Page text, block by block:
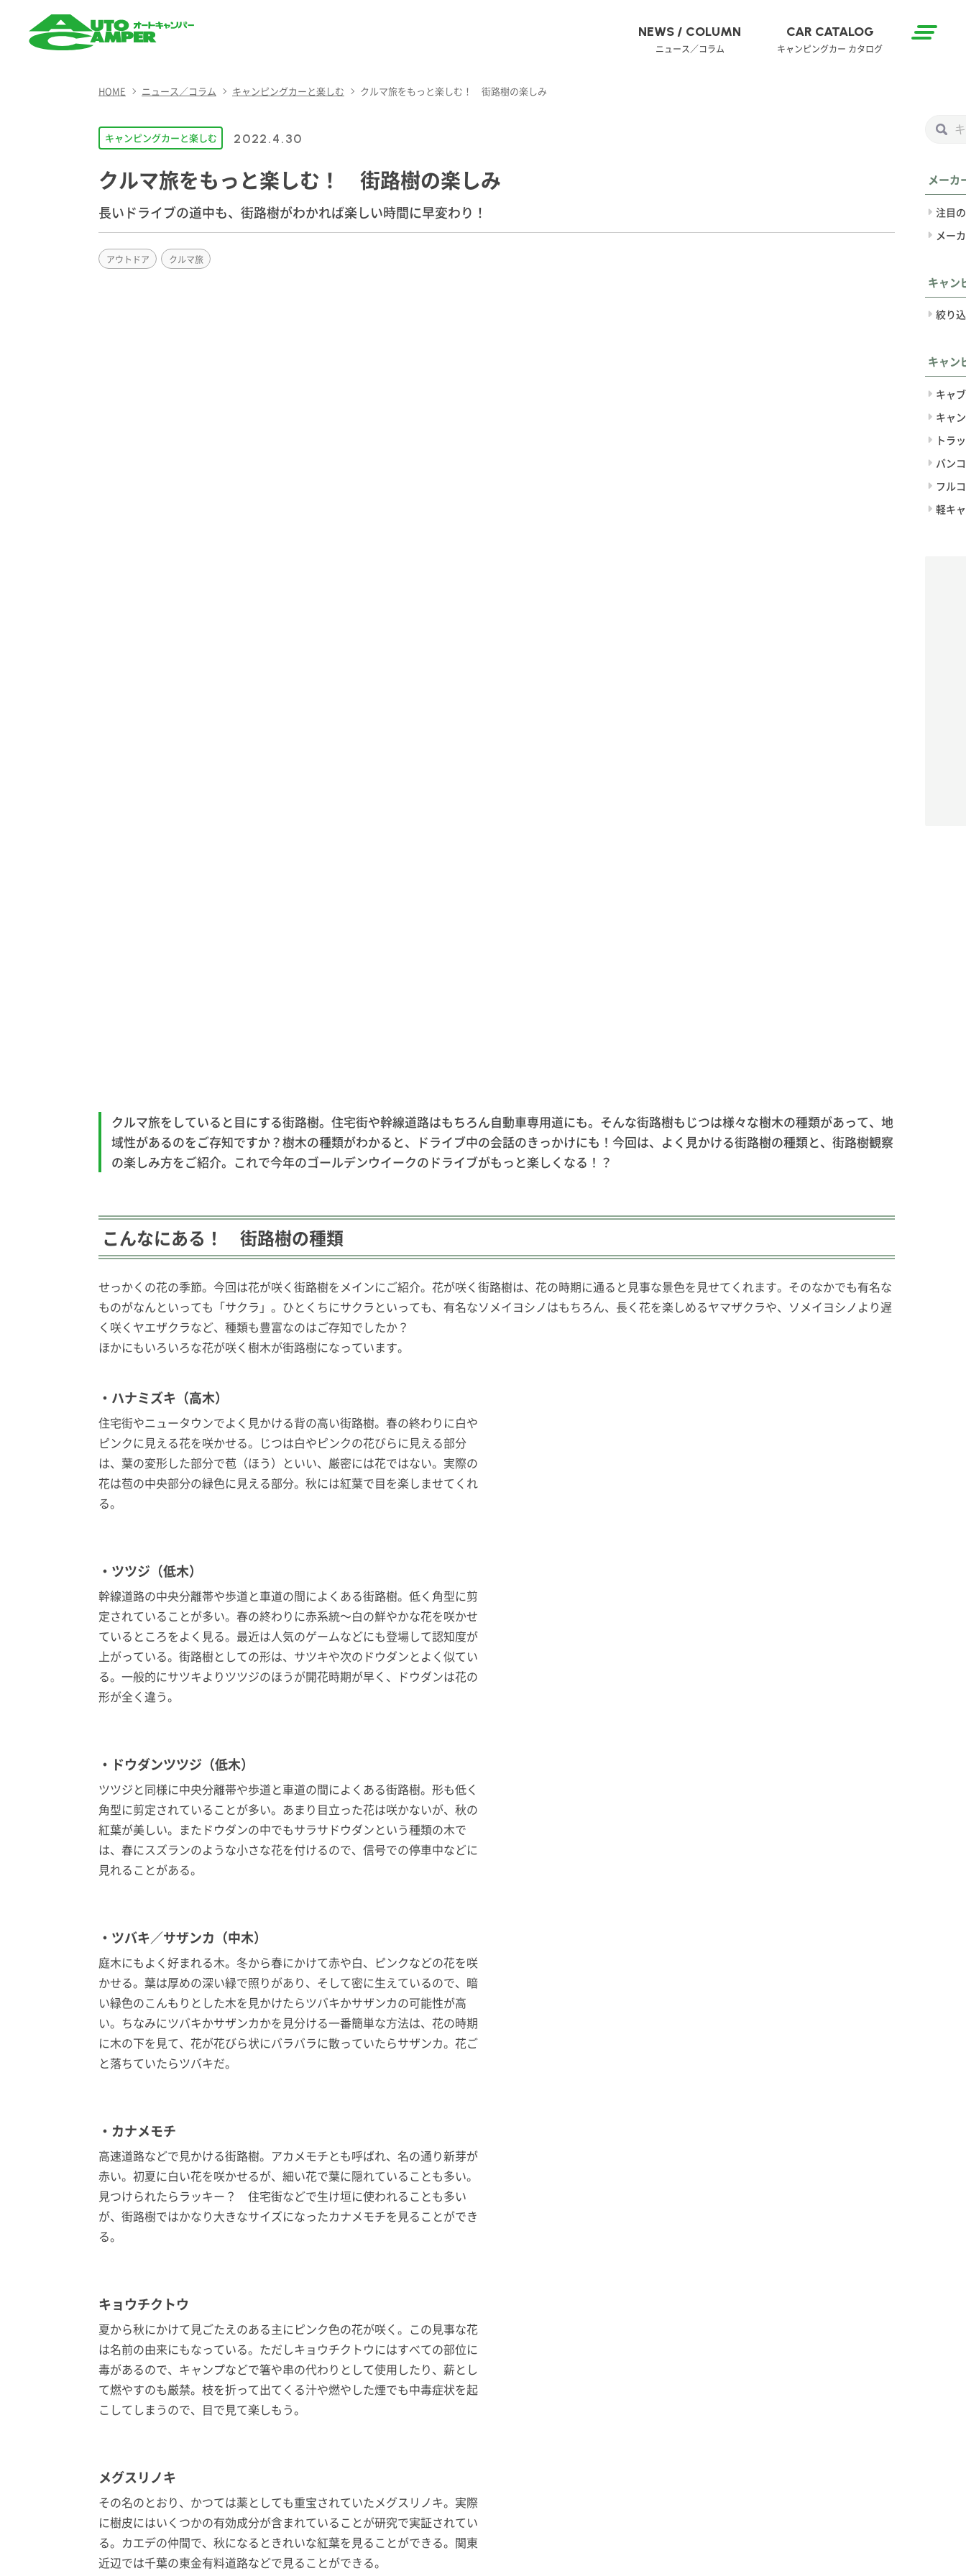
キャンパー）
NEWS / COLUMN
ニュース／コラム
CAR CATALOG
キャンピングカー カタログ
HOME ニュース／コラム キャンピングカーと楽しむ クルマ旅をもっと楽しむ！ 街路樹の楽しみ
キャンピングカーと楽しむ 2022.4.30
クルマ旅をもっと楽しむ！ 街路樹の楽しみ
長いドライブの道中も、街路樹がわかれば楽しい時間に早変わり！
アウトドア クルマ旅
クルマ旅をしていると目にする街路樹。住宅街や幹線道路はもちろん自動車専用道にも。そんな街路樹もじつは様々な樹木の種類があって、地
域性があるのをご存知ですか？樹木の種類がわかると、ドライブ中の会話のきっかけにも！今回は、よく見かける街路樹の種類と、街路樹観察
の楽しみ方をご紹介。これで今年のゴールデンウイークのドライブがもっと楽しくなる！？
こんなにある！ 街路樹の種類
せっかくの花の季節。今回は花が咲く街路樹をメインにご紹介。花が咲く街路樹は、花の時期に通ると見事な景色を見せてくれます。そのなかでも有名な
ものがなんといっても「サクラ」。ひとくちにサクラといっても、有名なソメイヨシノはもちろん、長く花を楽しめるヤマザクラや、ソメイヨシノより遅
く咲くヤエザクラなど、種類も豊富なのはご存知でしたか？
ほかにもいろいろな花が咲く樹木が街路樹になっています。
・ハナミズキ（高木）
住宅街やニュータウンでよく見かける背の高い街路樹。春の終わりに白や
ピンクに見える花を咲かせる。じつは白やピンクの花びらに見える部分
は、葉の変形した部分で苞（ほう）といい、厳密には花ではない。実際の
花は苞の中央部分の緑色に見える部分。秋には紅葉で目を楽しませてくれ
る。
・ツツジ（低木）
幹線道路の中央分離帯や歩道と車道の間によくある街路樹。低く角型に剪
定されていることが多い。春の終わりに赤系統〜白の鮮やかな花を咲かせ
ているところをよく見る。最近は人気のゲームなどにも登場して認知度が
上がっている。街路樹としての形は、サツキや次のドウダンとよく似てい
る。一般的にサツキよりツツジのほうが開花時期が早く、ドウダンは花の
形が全く違う。
・ドウダンツツジ（低木）
ツツジと同様に中央分離帯や歩道と車道の間によくある街路樹。形も低く
角型に剪定されていることが多い。あまり目立った花は咲かないが、秋の
紅葉が美しい。またドウダンの中でもサラサドウダンという種類の木で
は、春にスズランのような小さな花を付けるので、信号での停車中などに
見れることがある。
・ツバキ／サザンカ（中木）
庭木にもよく好まれる木。冬から春にかけて赤や白、ピンクなどの花を咲
かせる。葉は厚めの深い緑で照りがあり、そして密に生えているので、暗
い緑色のこんもりとした木を見かけたらツバキかサザンカの可能性が高
い。ちなみにツバキかサザンカかを見分ける一番簡単な方法は、花の時期
に木の下を見て、花が花びら状にバラバラに散っていたらサザンカ。花ご
と落ちていたらツバキだ。
・カナメモチ
高速道路などで見かける街路樹。アカメモチとも呼ばれ、名の通り新芽が
赤い。初夏に白い花を咲かせるが、細い花で葉に隠れていることも多い。
見つけられたらラッキー？ 住宅街などで生け垣に使われることも多い
が、街路樹ではかなり大きなサイズになったカナメモチを見ることができ
る。
キョウチクトウ
夏から秋にかけて見ごたえのある主にピンク色の花が咲く。この見事な花
は名前の由来にもなっている。ただしキョウチクトウにはすべての部位に
毒があるので、キャンプなどで箸や串の代わりとして使用したり、薪とし
て燃やすのも厳禁。枝を折って出てくる汁や燃やした煙でも中毒症状を起
こしてしまうので、目で見て楽しもう。
メグスリノキ
その名のとおり、かつては薬としても重宝されていたメグスリノキ。実際
に樹皮にはいくつかの有効成分が含まれていることが研究で実証されてい
る。カエデの仲間で、秋になるときれいな紅葉を見ることができる。関東
近辺では千葉の東金有料道路などで見ることができる。
メーカ
注目
メー
キャン
絞り
キャン
キャ
キャ
トラ
バン
フル
軽キ